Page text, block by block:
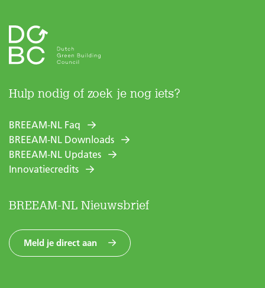
Hulp nodig of zoek je nog iets?
BREEAM-NL Faq
BREEAM-NL Downloads
BREEAM-NL Updates
Innovatiecredits
BREEAM-NL Nieuwsbrief
Meld je direct aan